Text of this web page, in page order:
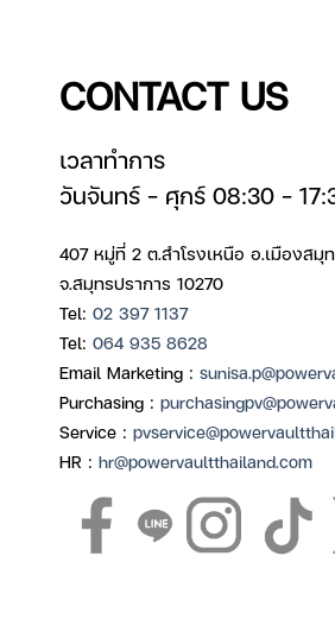
CONTACT US
เวลาทำการ
วันจันทร์ – ศุกร์ 08:30 –
407 หมู่ที่ 2 ต.สำโรงเหนือ อ.เมืองสมุ
จ.สมุทรปราการ 10270
Tel: 02 397 1137
Tel: 064 935 8628
Email Marketing :
Purchasing :
Service :
HR : hr@powervaultthailand.com